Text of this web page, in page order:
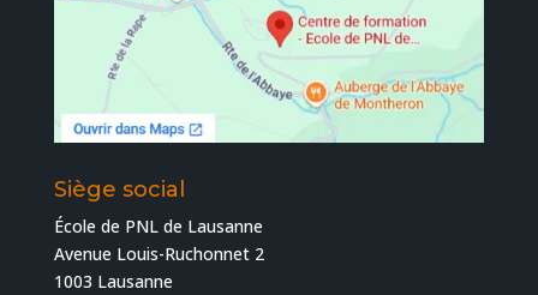
Siège social
École de PNL de Lausanne
Avenue Louis-Ruchonnet 2
1003 Lausanne